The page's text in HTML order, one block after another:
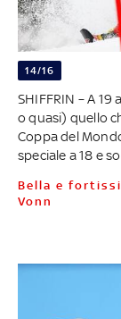
14/16
SHIFFRIN – A
o quasi) quello
Coppa del
speciale a 18 e
Bella e fortissima: Mikaela Shiffrin sulle orme della
Vonn